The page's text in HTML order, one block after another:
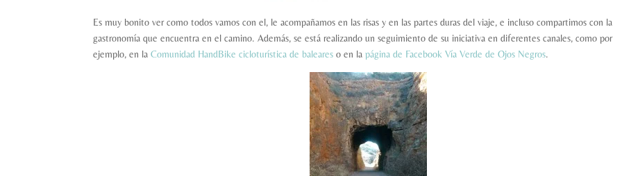
Es muy bonito ver como todos vamos con el, le acompañamos en las risas y en las partes duras del viaje, e incluso compartimos con la
gastronomía que encuentra en el camino. Además, se está realizando un seguimiento de su iniciativa en diferentes canales, como por
ejemplo, en laComunidad HandBike cicloturística de baleares o en lapágina de Facebook Vía Verde de Ojos Negros.